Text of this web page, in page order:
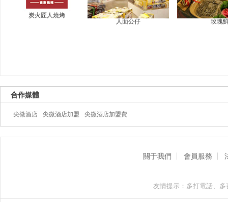
炭火匠人燒烤
人面公仔
玫瑰
合作媒體
尖微酒店 尖微酒店加盟 尖微酒店加盟費
關于我們 會員服務
友情提示：多打電話、